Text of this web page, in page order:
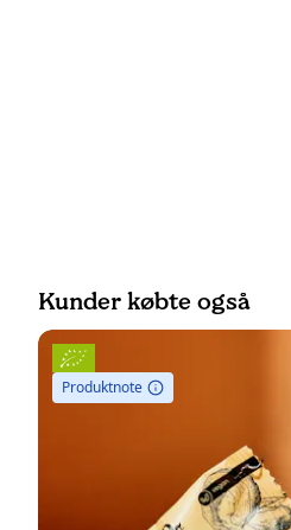
Kunder købte også
Produktnote